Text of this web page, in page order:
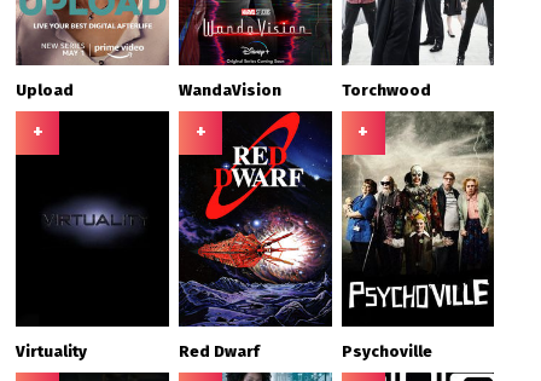
Upload WandaVision Torchwood
+
Virtuality
+
Red Dwarf
+
Psychoville